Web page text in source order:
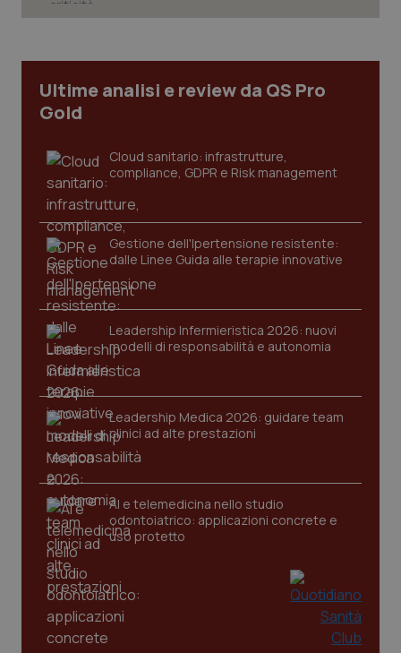
Ultime analisi e review da QS Pro
Gold
Cloud sanitario: infrastrutture,
compliance, GDPR e Risk management
Gestione dell'Ipertensione resistente:
dalle Linee Guida alle terapie innovative
Leadership Infermieristica 2026: nuovi
modelli di responsabilità e autonomia
Leadership Medica 2026: guidare team
clinici ad alte prestazioni
AI e telemedicina nello studio
odontoiatrico: applicazioni concrete e
uso protetto
Necessari Statistici Marketing
navigazione sulle pagine e l'accesso alle aree
protette del sito. Il sito web non è in grado di
funzionare correttamente senza questi cookie.
VISITOR_PRIVACY_METADATA
YouTube
.youtube.com
CookieScriptConsent